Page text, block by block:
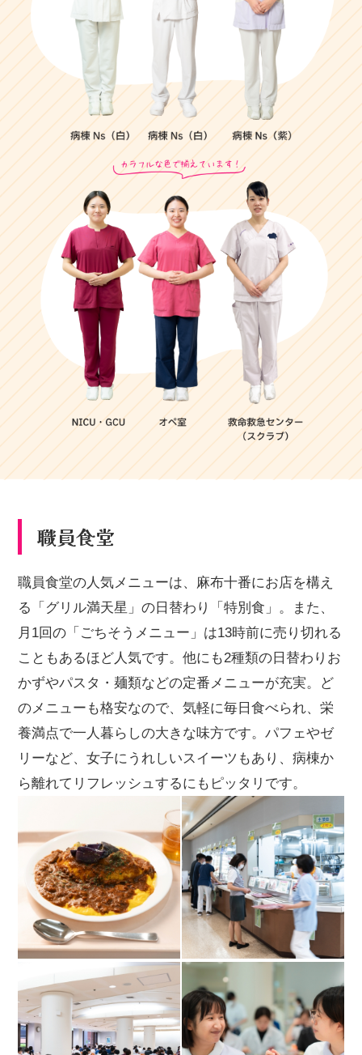
職員食堂
職員食堂の人気メニューは、麻布十番にお店を構え
る「グリル満天星」の日替わり「特別食」。また、
月1回の「ごちそうメニュー」は13時前に売り切れる
こともあるほど人気です。他にも2種類の日替わりお
かずやパスタ・麺類などの定番メニューが充実。ど
のメニューも格安なので、気軽に毎日食べられ、栄
養満点で一人暮らしの大きな味方です。パフェやゼ
リーなど、女子にうれしいスイーツもあり、病棟か
ら離れてリフレッシュするにもピッタリです。